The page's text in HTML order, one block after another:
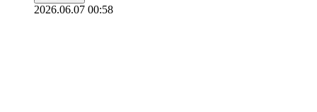
2026.06.07 00:58